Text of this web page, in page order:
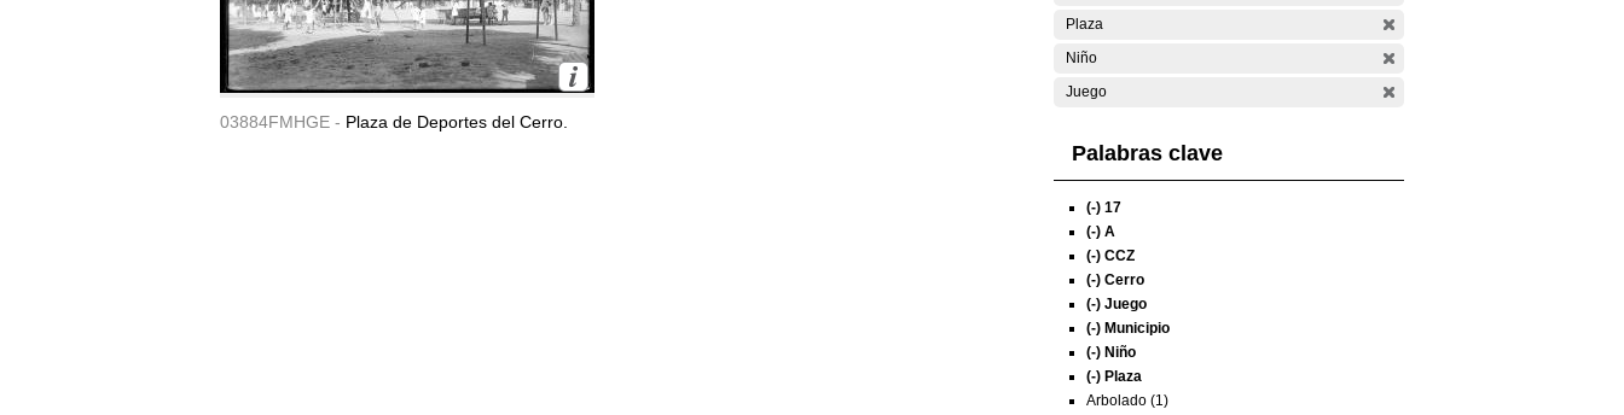
03884FMHGE - Plaza de Deportes del Cerro.
Plaza
Niño
Juego
Palabras clave
(-) 17
(-) A
(-) CCZ
(-) Cerro
(-) Juego
(-) Municipio
(-) Niño
(-) Plaza
Arbolado (1)